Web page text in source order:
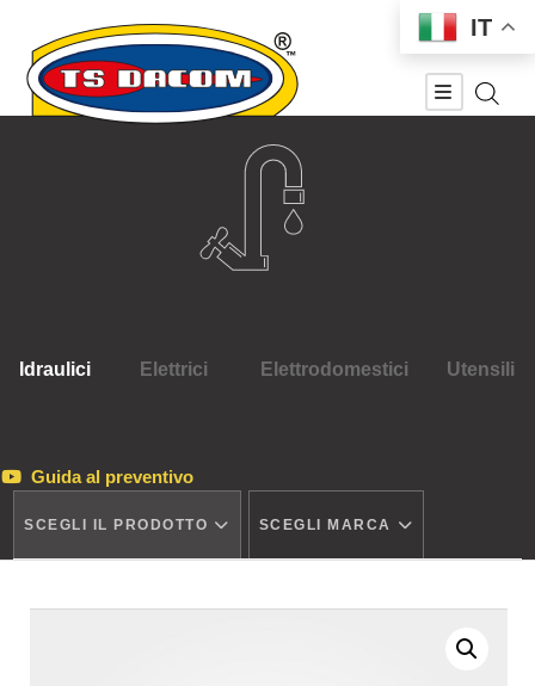
Idraulici Elettrici Elettrodomestici Utensili
Guida al preventivo
SCEGLI IL PRODOTTO SCEGLI MARCA
IT